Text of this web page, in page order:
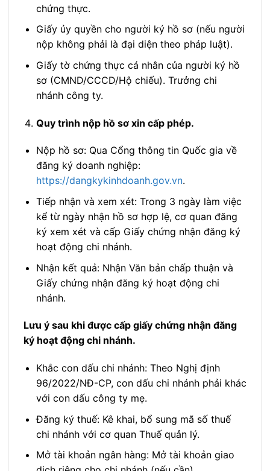
chứng thực.
Giấy ủy quyền cho người ký hồ sơ (nếu người
nộp không phải là đại diện theo pháp luật).
Giấy tờ chứng thực cá nhân của người ký hồ
sơ (CMND/CCCD/Hộ chiếu). Trưởng chi
nhánh công ty.
Quy trình nộp hồ sơ xin cấp phép.
Nộp hồ sơ: Qua Cổng thông tin Quốc gia về
đăng ký doanh nghiệp:
https://dangkykinhdoanh.gov.vn.
Tiếp nhận và xem xét: Trong 3 ngày làm việc
kể từ ngày nhận hồ sơ hợp lệ, cơ quan đăng
ký xem xét và cấp Giấy chứng nhận đăng ký
hoạt động chi nhánh.
Nhận kết quả: Nhận Văn bản chấp thuận và
Giấy chứng nhận đăng ký hoạt động chi
nhánh.
Lưu ý sau khi được cấp giấy chứng nhận đăng
ký hoạt động chi nhánh.
Khắc con dấu chi nhánh: Theo Nghị định
96/2022/NĐ-CP, con dấu chi nhánh phải khác
với con dấu công ty mẹ.
Đăng ký thuế: Kê khai, bổ sung mã số thuế
chi nhánh với cơ quan Thuế quản lý.
Mở tài khoản ngân hàng: Mở tài khoản giao